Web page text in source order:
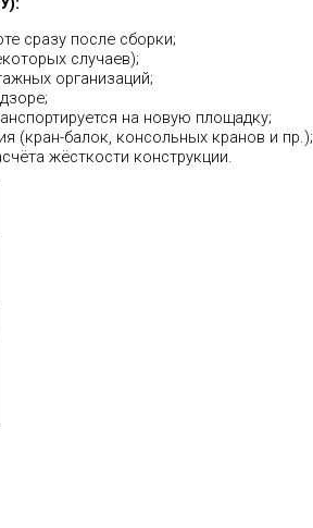
сразу после сборки;
случаев);
организаций;
на новую площадку;
(кран-балок, консольных кранов и пр.);
жёсткости конструкции.